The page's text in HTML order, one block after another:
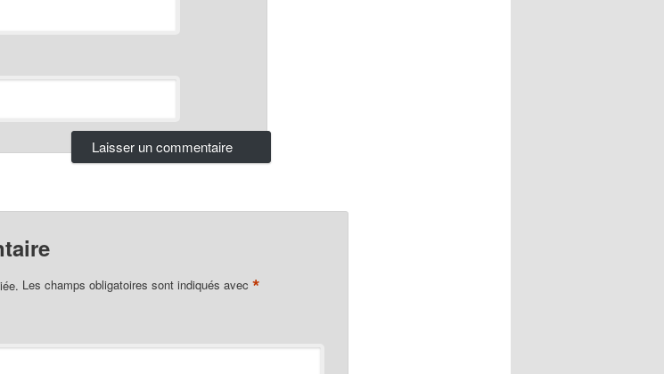
Les champs obligatoires sont indiqués avec *